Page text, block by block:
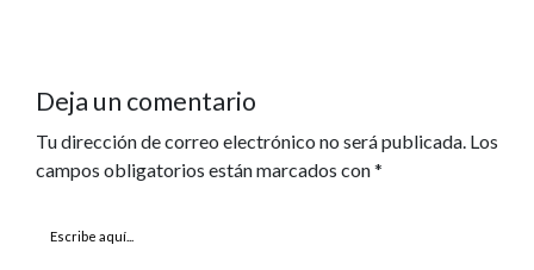
Deja un comentario
Tu dirección de correo electrónico no será publicada. Los
campos obligatorios están marcados con*
Escribe